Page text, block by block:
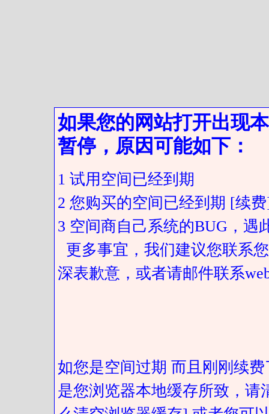
如果您的网站打开出现
暂停，原因可能如下：
1 试用空间已经到期
2 您购买的空间已经到期 [续
3 空间商自己系统的BUG，遇
更多事宜，我们建议您联系
深表歉意，或者请邮件联系
如您是空间过期 而且刚刚续
是您浏览器本地缓存所致，